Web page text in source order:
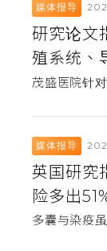
媒体报导
研究论文
殖系统、
茂盛医院针
媒体报导
英国研究
险多出
多囊与染疫